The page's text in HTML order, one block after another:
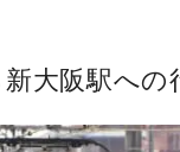
大阪駅への